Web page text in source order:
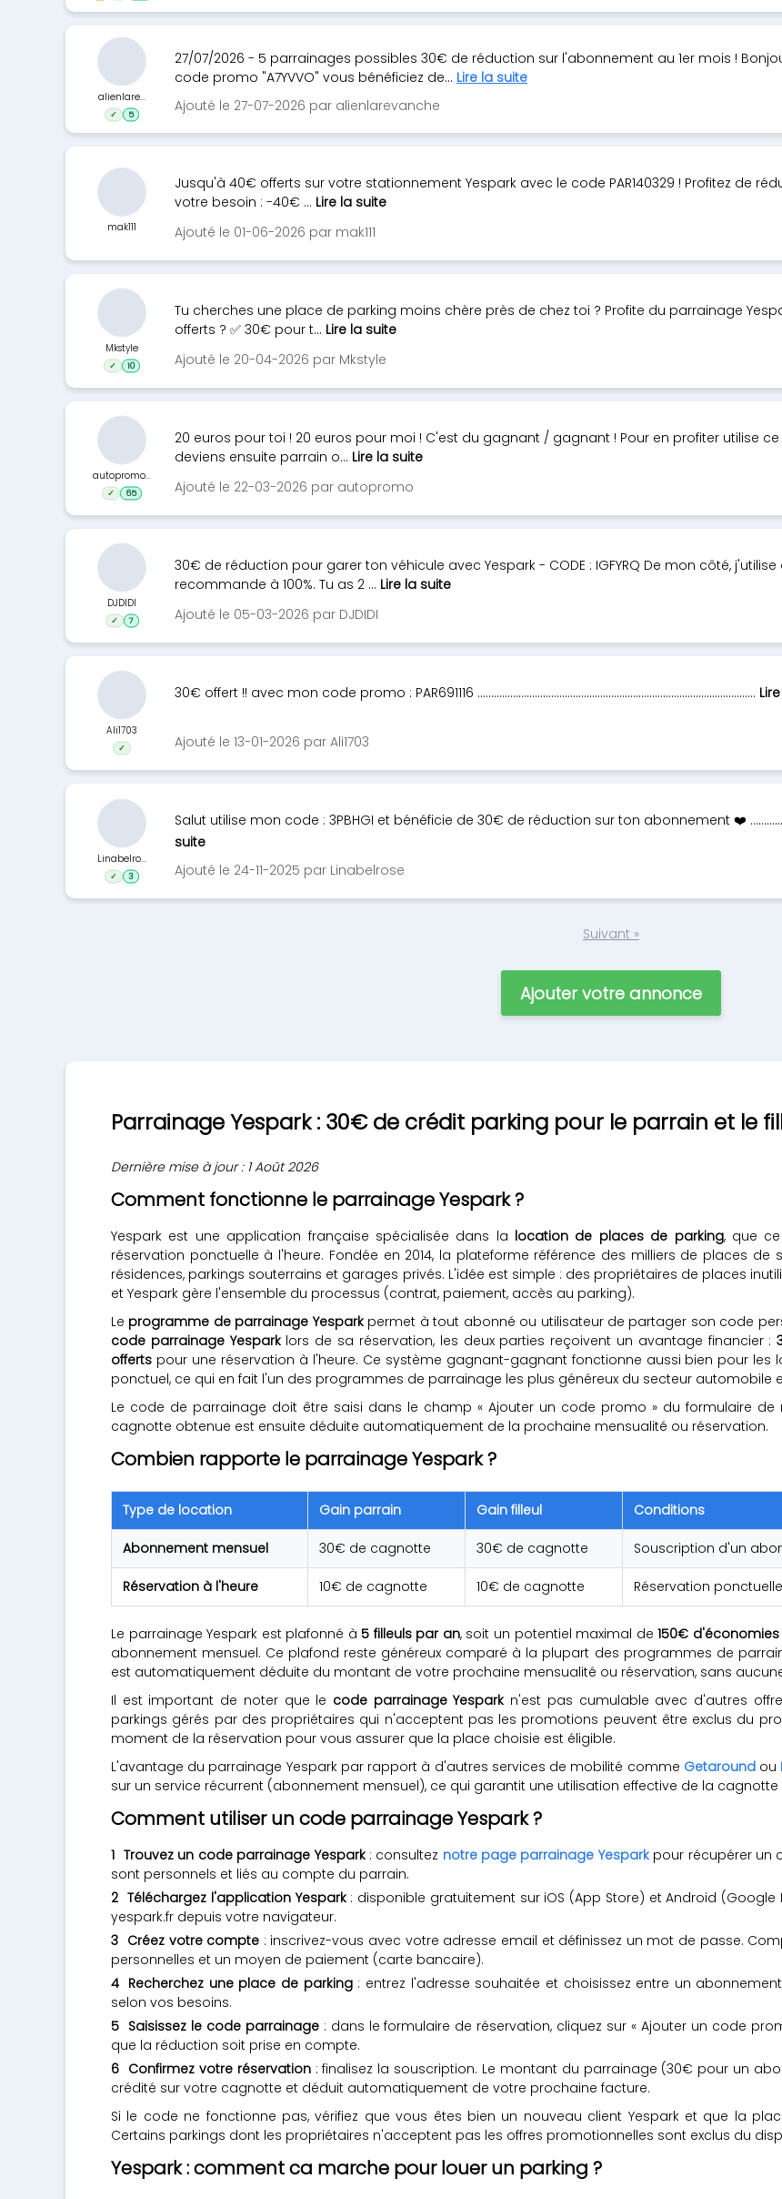
27/07/2026 - 5 parrainages possibles 30€ de réduction sur l'abonnement au 1er mois !
code promo "A7YVVO" vous bénéficiez de... Lire la suite
Ajouté le 27-07-2026 par alienlarevanche
alienlare...
✓ 5
Jusqu'à 40€ offerts sur votre stationnement Yespark avec le code PAR140329 ! Profitez de
votre besoin : -40€ ... Lire la suite
Ajouté le 01-06-2026 par mak111
mak111
Tu cherches une place de parking moins chère près de chez toi ? Profite du parrainage
offerts ? ✅ 30€ pour t... Lire la suite
Ajouté le 20-04-2026 par Mkstyle
Mkstyle
✓ 10
20 euros pour toi ! 20 euros pour moi ! C'est du gagnant / gagnant ! Pour en profiter utilise ce
deviens ensuite parrain o... Lire la suite
Ajouté le 22-03-2026 par autopromo
autopromo...
✓ 65
30€ de réduction pour garer ton véhicule avec Yespark - CODE : IGFYRQ De mon côté, j'utilise
recommande à 100%. Tu as 2 ... Lire la suite
Ajouté le 05-03-2026 par DJDIDI
DJDIDI
✓ 7
30€ offert !! avec mon code promo : PAR691116 ………………………………………………………………………………………...
Ajouté le 13-01-2026 par Ali1703
Ali1703
✓
Salut utilise mon code : 3PBHGI et bénéficie de 30€ de réduction sur ton abonnement ❤️
suite
Ajouté le 24-11-2025 par Linabelrose
Linabelro...
✓ 3
Suivant »
Ajouter votre annonce
Parrainage Yespark : 30€ de crédit parking pour le parrain et le
Dernière mise à jour : 1 Août 2026
Comment fonctionne le parrainage Yespark ?
Yespark est une application française spécialisée dans la location de places de parking, que
réservation ponctuelle à l'heure. Fondée en 2014, la plateforme référence des milliers de places
résidences, parkings souterrains et garages privés. L'idée est simple : des propriétaires de places
et Yespark gère l'ensemble du processus (contrat, paiement, accès au parking).
Le programme de parrainage Yesparkpermet à tout abonné ou utilisateur de partager son code
code parrainage Yesparklors de sa réservation, les deux parties reçoivent un avantage financier :
offerts pour une réservation à l'heure. Ce système gagnant-gagnant fonctionne aussi bien pour
ponctuel, ce qui en fait l'un des programmes de parrainage les plus généreux du secteur automobile
Le code de parrainage doit être saisi dans le champ « Ajouter un code promo » du formulaire de
cagnotte obtenue est ensuite déduite automatiquement de la prochaine mensualité ou réservation.
Combien rapporte le parrainage Yespark ?
Type de location Gain parrain Gain filleul Conditions
Abonnement mensuel 30€ de cagnotte 30€ de cagnotte Souscription d'un
Réservation à l'heure 10€ de cagnotte 10€ de cagnotte Réservation
Le parrainage Yespark est plafonné à 5 filleuls par an, soit un potentiel maximal de150€
abonnement mensuel. Ce plafond reste généreux comparé à la plupart des programmes de
est automatiquement déduite du montant de votre prochaine mensualité ou réservation, sans
Il est important de noter que le code parrainage Yespark n'est pas cumulable avec d'autres
parkings gérés par des propriétaires qui n'acceptent pas les promotions peuvent être exclus du
moment de la réservation pour vous assurer que la place choisie est éligible.
L'avantage du parrainage Yespark par rapport à d'autres services de mobilité comme Getaroundou
sur un service récurrent (abonnement mensuel), ce qui garantit une utilisation effective de la
Comment utiliser un code parrainage Yespark ?
Trouvez un code parrainage Yespark: consultez notre page parrainage Yesparkpour récupérer un
sont personnels et liés au compte du parrain.
Téléchargez l'application Yespark: disponible gratuitement sur iOS (App Store) et Android
yespark.fr depuis votre navigateur.
Créez votre compte : inscrivez-vous avec votre adresse email et définissez un mot de passe.
personnelles et un moyen de paiement (carte bancaire).
Recherchez une place de parking: entrez l'adresse souhaitée et choisissez entre un
selon vos besoins.
Saisissez le code parrainage: dans le formulaire de réservation, cliquez sur « Ajouter un code
que la réduction soit prise en compte.
Confirmez votre réservation: finalisez la souscription. Le montant du parrainage (30€ pour un
crédité sur votre cagnotte et déduit automatiquement de votre prochaine facture.
Si le code ne fonctionne pas, vérifiez que vous êtes bien un nouveau client Yespark et que la
Certains parkings dont les propriétaires n'acceptent pas les offres promotionnelles sont exclus du
Yespark : comment ca marche pour louer un parking ?